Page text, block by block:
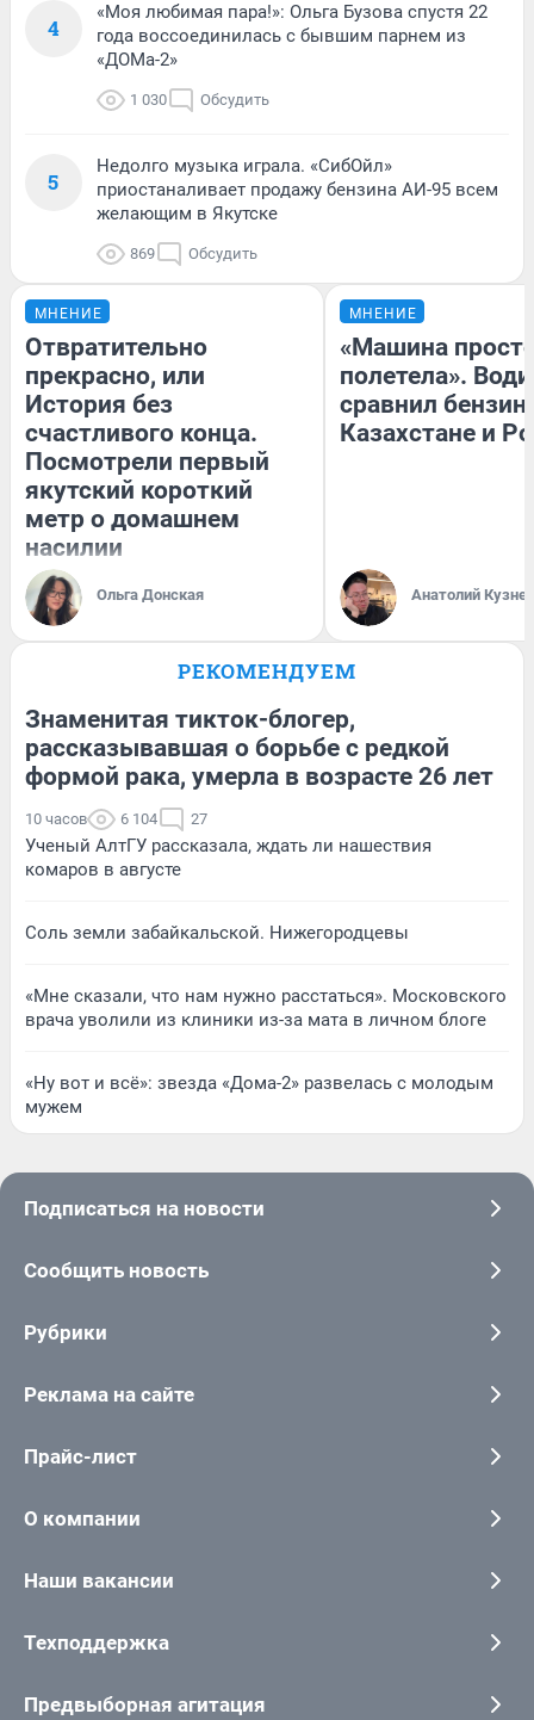
4
«Моя любимая пара!»: Ольга Бузова спустя 22
года воссоединилась с бывшим парнем из
«ДОМа-2»
1 030 Обсудить
5
Недолго музыка играла. «СибОйл»
приостаналивает продажу бензина АИ-95 всем
желающим в Якутске
869 Обсудить
МНЕНИЕ
Отвратительно
прекрасно, или
История без
счастливого конца.
Посмотрели первый
якутский короткий
метр о домашнем
насилии
Ольга Донская
МНЕНИЕ
«Машина
полетела».
сравнил бензин
Казахстане и
Анатолий
РЕКОМЕНДУЕМ
Знаменитая тикток-блогер,
рассказывавшая о борьбе с редкой
формой рака, умерла в возрасте 26 лет
10 часов 6 104 27
Ученый АлтГУ рассказала, ждать ли нашествия
комаров в августе
Соль земли забайкальской. Нижегородцевы
«Мне сказали, что нам нужно расстаться». Московского
врача уволили из клиники из-за мата в личном блоге
«Ну вот и всё»: звезда «Дома-2» развелась с молодым
мужем
Подписаться на новости
Сообщить новость
Рубрики
Реклама на сайте
Прайс-лист
О компании
Наши вакансии
Техподдержка
Предвыборная агитация